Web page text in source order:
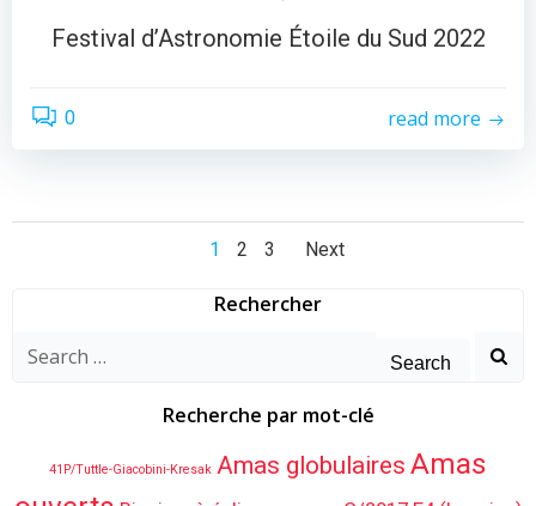
Festival d’Astronomie Étoile du Sud 2022
0 read more
Posts
navigation
Page
1 Page
2 Page
3
Posts
navigation
Next
Rechercher
Search
Recherche par mot-clé
41P/Tuttle-Giacobini-Kresak Amas globulaires Amas